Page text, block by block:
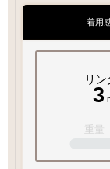
着用
リン
3
重量